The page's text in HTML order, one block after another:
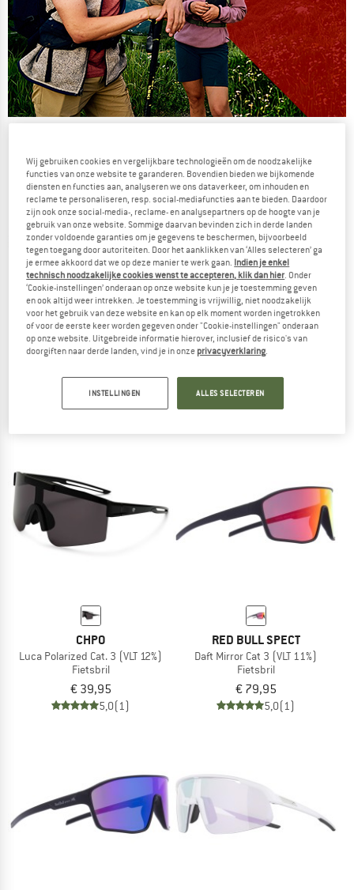
NU TOT MAAR LIEFST -50%
NAAR DE SALE
RED BULL SPECT
Fietsbril
€ 79,95
RED BULL SPECT
Fietsbril
€ 79,95
CHPO
Luca Polarized Cat. 3 (VLT 12%)
Fietsbril
€ 39,95
5,0(1)
RED BULL SPECT
Daft Mirror Cat 3 (VLT 11%)
Fietsbril
€ 79,95
5,0(1)
Wij gebruiken cookies en vergelijkbare technologieën om de noodzakelijke
functies van onze website te garanderen. Bovendien bieden we bijkomende
diensten en functies aan, analyseren we ons dataverkeer, om inhouden en
reclame te personaliseren, resp. social-mediafuncties aan te bieden. Daardoor
zijn ook onze social-media-, reclame- en analysepartners op de hoogte van je
gebruik van onze website. Sommige daarvan bevinden zich in derde landen
zonder voldoende garanties om je gegevens te beschermen, bijvoorbeeld
tegen toegang door autoriteiten. Door het aanklikken van ‘Alles selecteren’ ga
je ermee akkoord dat we op deze manier te werk gaan. Indien je enkel
technisch noodzakelijke cookies wenst te accepteren, klik dan hier . Onder
‘Cookie-instellingen’ onderaan op onze website kun je je toestemming geven
en ook altijd weer intrekken. Je toestemming is vrijwillig, niet noodzakelijk
voor het gebruik van deze website en kan op elk moment worden ingetrokken
of voor de eerste keer worden gegeven onder "Cookie-instellingen" onderaan
op onze website. Uitgebreide informatie hierover, inclusief de risico's van
doorgiften naar derde landen, vind je in onze privacyverklaring
INSTELLINGEN ALLES SELECTEREN